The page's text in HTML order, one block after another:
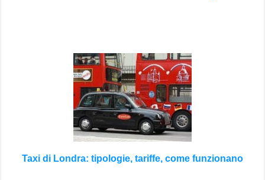
Taxi di Londra: tipologie, tariffe, come funzionano